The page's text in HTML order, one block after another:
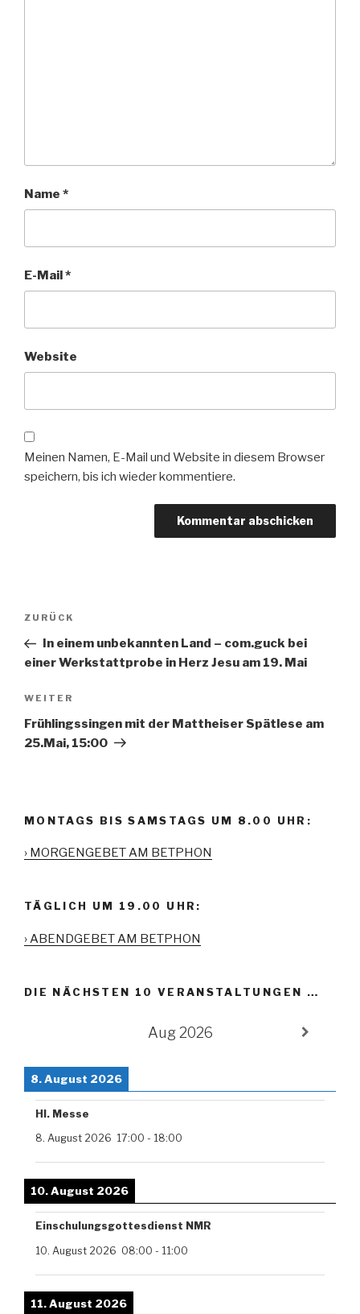
Name *
E-Mail*
Website
Meinen Namen, E-Mail und Website in diesem Browser
speichern, bis ich wieder kommentiere.
Beitrags-
Vorheriger
Beitrag
ZURÜCK
In einem unbekannten Land – com.guck bei
einer Werkstattprobe in Herz Jesu am 19. Mai
Nächster
Beitrag
WEITER
Frühlingssingen mit der Mattheiser Spätlese am
25.Mai, 15:00
MONTAGS BIS SAMSTAGS UM 8.00 UHR:
› MORGENGEBET AM BETPHON
TÄGLICH UM 19.00 UHR:
› ABENDGEBET AM BETPHON
DIE NÄCHSTEN 10 VERANSTALTUNGEN …
Aug 2026
8. August 2026
Hl. Messe
8. August 2026 17:00 - 18:00
10. August 2026
Einschulungsgottesdienst NMR
10. August 2026 08:00 - 11:00
11. August 2026